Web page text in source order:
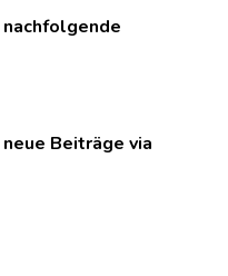
Beiträge via